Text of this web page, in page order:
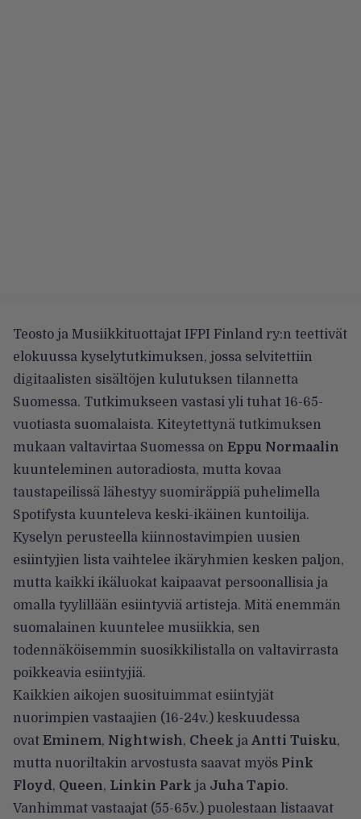
Teosto ja Musiikkituottajat IFPI Finland ry:n teettivät
elokuussa kyselytutkimuksen, jossa selvitettiin
digitaalisten sisältöjen kulutuksen tilannetta
Suomessa. Tutkimukseen vastasi yli tuhat 16-65-
vuotiasta suomalaista. Kiteytettynä tutkimuksen
mukaan valtavirtaa Suomessa on Eppu Normaalin
kuunteleminen autoradiosta, mutta kovaa
taustapeilissä lähestyy suomiräppiä puhelimella
Spotifysta kuunteleva keski-ikäinen kuntoilija.
Kyselyn perusteella kiinnostavimpien uusien
esiintyjien lista vaihtelee ikäryhmien kesken paljon,
mutta kaikki ikäluokat kaipaavat persoonallisia ja
omalla tyylillään esiintyviä artisteja. Mitä enemmän
suomalainen kuuntelee musiikkia, sen
todennäköisemmin suosikkilistalla on valtavirrasta
poikkeavia esiintyjiä.
Kaikkien aikojen suosituimmat esiintyjät
nuorimpien vastaajien (16-24v.) keskuudessa
ovat Eminem, Nightwish, Cheek ja Antti Tuisku,
mutta nuoriltakin arvostusta saavat myös Pink
Floyd, Queen, Linkin Park ja Juha Tapio.
Vanhimmat vastaajat (55-65v.) puolestaan listaavat